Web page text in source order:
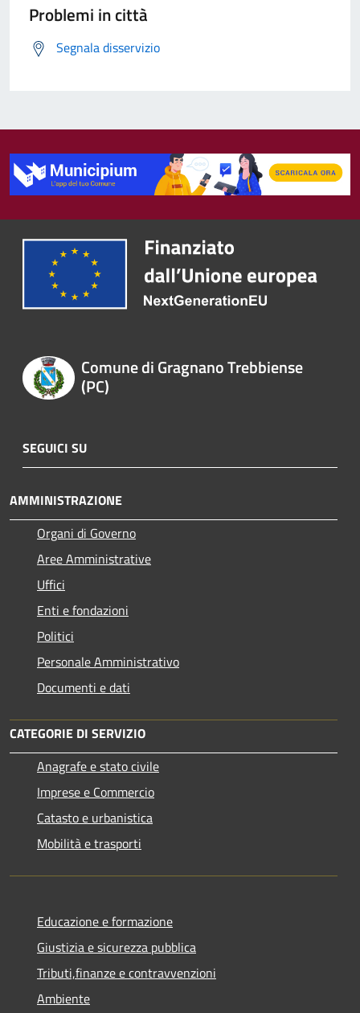
Problemi in città
Segnala disservizio
Comune di Gragnano Trebbiense
(PC)
SEGUICI SU
AMMINISTRAZIONE
Organi di Governo
Aree Amministrative
Uffici
Enti e fondazioni
Politici
Personale Amministrativo
Documenti e dati
CATEGORIE DI SERVIZIO
Anagrafe e stato civile
Imprese e Commercio
Catasto e urbanistica
Mobilità e trasporti
Educazione e formazione
Giustizia e sicurezza pubblica
Tributi,finanze e contravvenzioni
Ambiente